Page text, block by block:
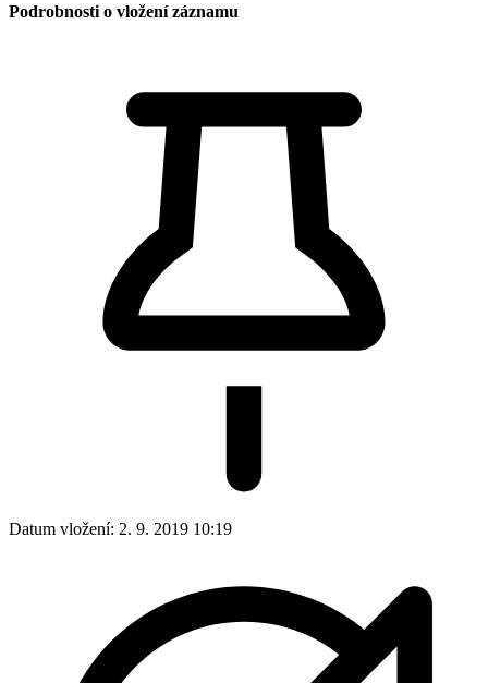
Podrobnosti o vložení záznamu
Datum vložení: 2. 9. 2019 10:19